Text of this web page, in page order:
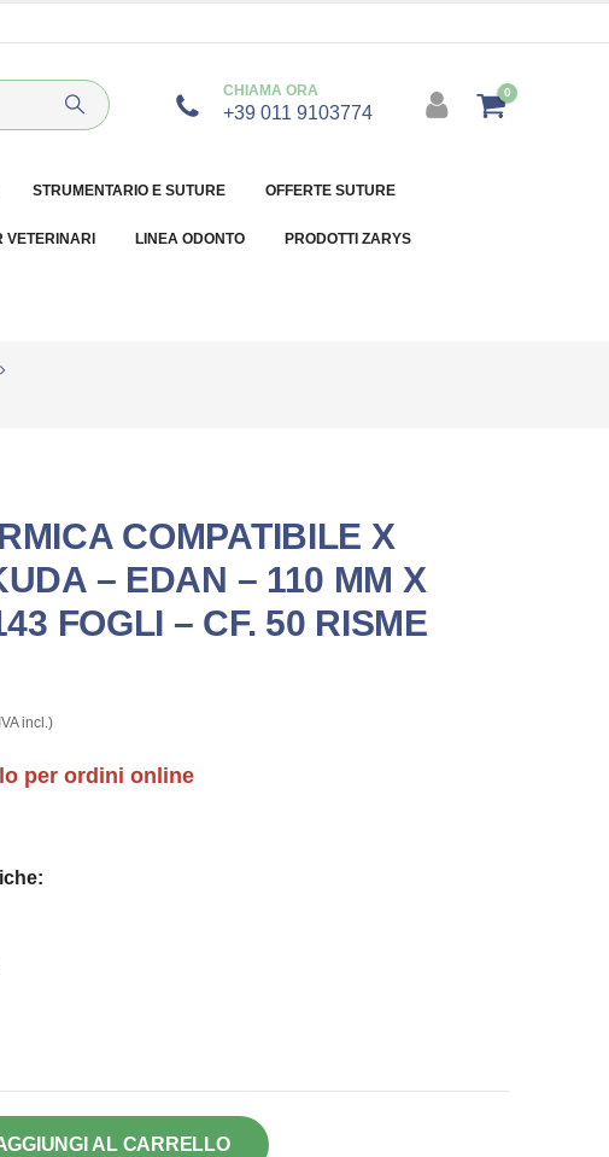
CHIAMA ORA
+39 011 9103774
0
STRUMENTARIO E SUTURE OFFERTE SUTURE
VETERINARI LINEA ODONTO PRODOTTI ZARYS
COMPATIBILE X
– EDAN – 110 MM X
FOGLI – CF. 50 RISME
incl.)
per ordini online
AL CARRELLO